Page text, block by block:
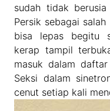
sudah tidak
Persik sebagai
bisa lepas begitu
kerap tampil
masuk dalam
Seksi dalam
cenut setiap kali